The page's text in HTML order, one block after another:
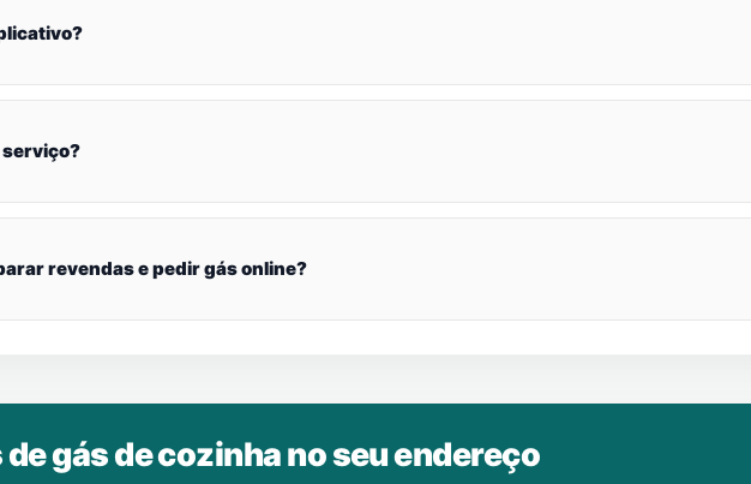
serviço?
revendas e pedir gás online?
gás de cozinha no seu endereço